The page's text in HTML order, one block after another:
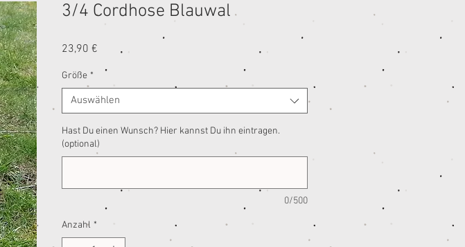
3/4 Cordhose Blauwal
23,90 € Preis
Größe *
Auswählen
Hast Du einen Wunsch? Hier kannst Du ihn eintragen.
(optional)
0/500
Anzahl *